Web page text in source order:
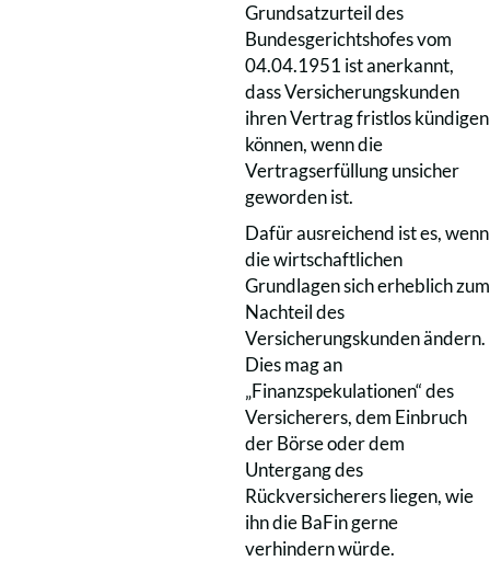
Grundsatzurteil des
Bundesgerichtshofes vom
04.04.1951 ist anerkannt,
dass Versicherungskunden
ihren Vertrag fristlos kündigen
können, wenn die
Vertragserfüllung unsicher
geworden ist.
Dafür ausreichend ist es, wenn
die wirtschaftlichen
Grundlagen sich erheblich zum
Nachteil des
Versicherungskunden ändern.
Dies mag an
„Finanzspekulationen“ des
Versicherers, dem Einbruch
der Börse oder dem
Untergang des
Rückversicherers liegen, wie
ihn die BaFin gerne
verhindern würde.